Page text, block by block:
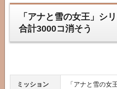
「アナと雪の女王」シ
合計3000コ消そう
ミッション
「アナと雪の女